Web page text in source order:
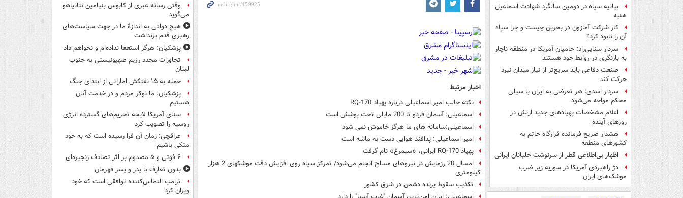
بیانیه سپاه در دومین سالگرد شهادت اسماعیل
هنیه
کار شرکت آمازون در بحرین چیست و چرا سپاه
آن را نابود کرد؟
سردار سنایی‌راد: حامیان آمریکا در منطقه ناچار
به بازنگری در روابط خود هستند
صنعت دفاعی باید سریع‌تر از نیاز میدان نبرد
حرکت کند
سردار اسدی: هر تعرضی به ایران با سیلی
محکم مواجه می‌شود
اعلام مشخصات پهپادهای جدید ارتش در
روزهای آینده
هشدار صریح فرمانده قرارگاه خاتم‌ به
کشورهای منطقه
اظهار بی‌اطلاعی قطر از سرنوشت خلبانان ایرانی
دژ راهبردی آمریکا در سوریه زیر ضرب
موشک‌های ایران
اخبار مرتبط
نکته جالب امیر اسماعیلی درباره پهپاد RQ-170
اسماعیلی: آسمان فردو تا 200 مایلی تحت پوشش است
اسماعیلی:سامانه های ما هرگز خاموش نمی شود
امیر اسماعیلی: پدافند هوایی دست به ماشه است
پهپاد RQ-170 ایرانی، «سیمرغ» نام گرفت
امسال 20 رزمایش در نیروهای مسلح انجام می‌شود/ تمرکز سپاه روی افزایش دقت موشکهای 2 هزار
کیلومتری
تکذیب سقوط پرنده دشمن در شرق کشور
وقتی رسانه عبری از کابوس بنیامین نتانیاهو
می‌گوید
هیچ دولتی به اندازۀ ما در جهت سیاست‌های
رهبری قدم برنداشت
پزشکیان: هرگز استعفا نداده‌ام و نخواهم داد
تجاوزات مجدد رژیم صهیونیستی به جنوب
لبنان
حمله به ۱۵ نفتکش‌ اماراتی از ابتدای جنگ
پزشکیان: ما نوکر مردم و در خدمت آنان
هستیم
سنای آمریکا لایحه تحریم‌های گسترده انرژی
روسیه را تصویب کرد
عراقچی: زمان آن فرا رسیده است که به خود
متکی باشیم
۶ فوتی و ۵ مصدوم بر اثر تصادف زنجیره‌ای
بدون تعارف با پدر و پسر قهرمان
ترامپ التماس‌کننده توافقی است که خود
ویران کرد